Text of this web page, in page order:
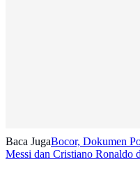
Baca JugaBocor, Dokumen
Messi dan Cristiano Ronaldo